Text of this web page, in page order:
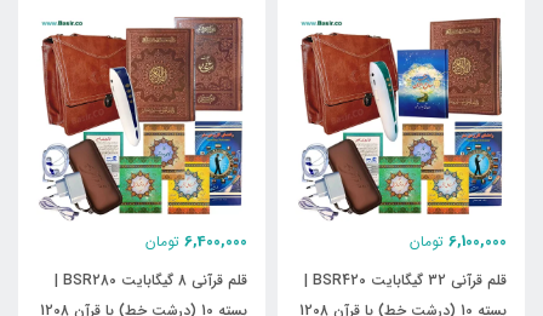
6,100,000 تومان
قلم قرآنی 32 گیگابایت BSR420 |
بسته 10 (درشت خط) با قرآن 1208
6,400,000 تومان
قلم قرآنی 8 گیگابایت BSR280 |
بسته 10 (درشت خط) با قرآن 1208